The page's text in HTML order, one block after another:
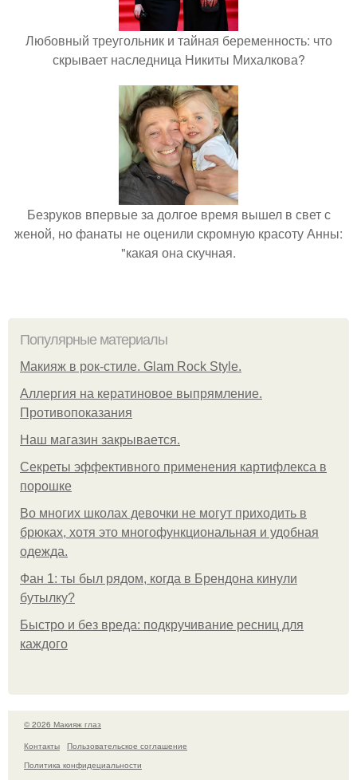
Любовный треугольник и тайная беременность: что
скрывает наследница Никиты Михалкова?
Безруков впервые за долгое время вышел в свет с
женой, но фанаты не оценили скромную красоту Анны:
"какая она скучная.
Популярные материалы
Макияж в рок-стиле. Glam Rock Style.
Аллергия на кератиновое выпрямление.
Противопоказания
Нaш магaзин зaкрывaeтся.
Секреты эффективного применения картифлекса в
порошке
Во многих школах девочки не могут приходить в
брюках, хотя это многофункциональная и удобная
одежда.
Фан 1: ты был рядом, когда в Брендона кинули
бутылку?
Быстро и без вреда: подкручивание ресниц для
каждого
© 2026 Макияж глаз
Контакты
Пользовательское соглашение
Политика конфидециальности